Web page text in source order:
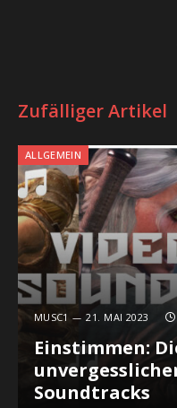
Zufälliger Artikel
ALLGEMEIN
MUSC1 21. MAI 2023
Einstimmen:
Soundtracks